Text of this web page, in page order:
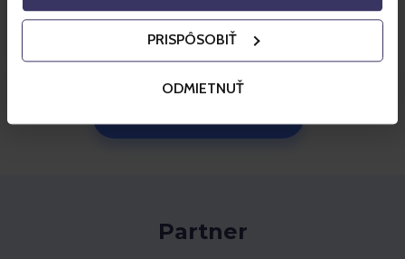
PRISPÔSOBIŤ
ODMIETNUŤ
Partner